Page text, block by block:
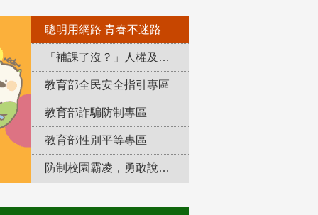
聰明用網路 青春不迷路
「補課了沒？」人權及轉型正義教育專區
教育部全民安全指引專區
教育部詐騙防制專區
教育部性別平等專區
防制校園霸凌，勇敢說出來！